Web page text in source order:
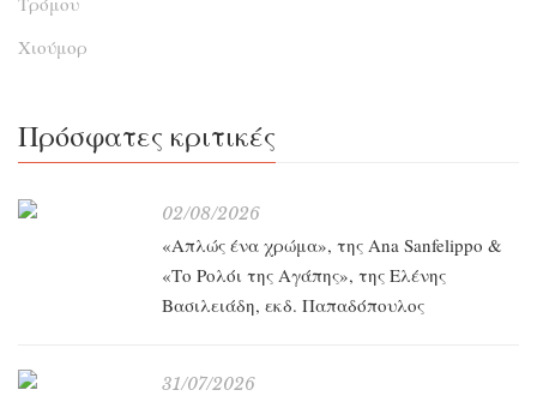
Χιούμορ
Πρόσφατες κριτικές
02/08/2026
«Απλώς ένα χρώμα», της Ana Sanfelippo &
«Το Ρολόι της Αγάπης», της Ελένης
Βασιλειάδη, εκδ. Παπαδόπουλος
31/07/2026